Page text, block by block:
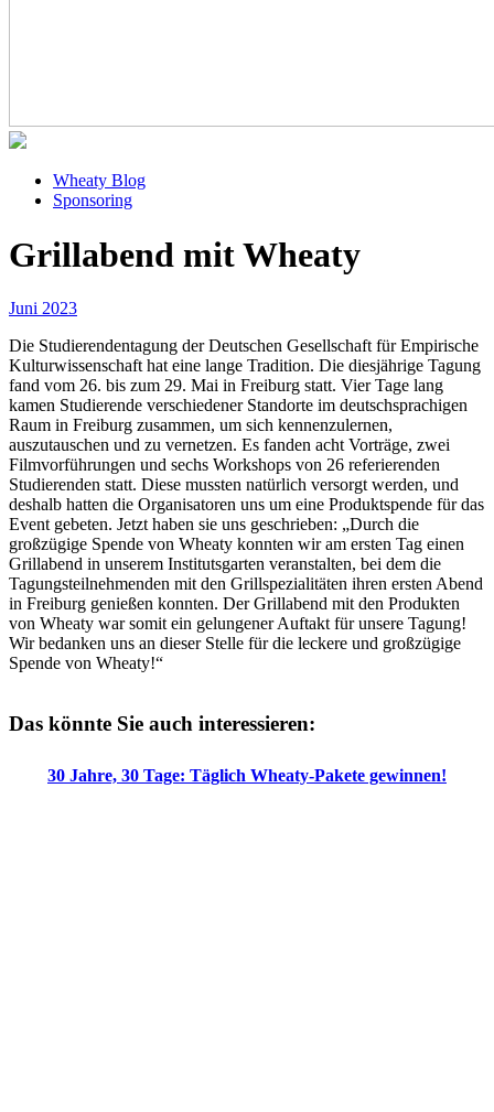
Wheaty Blog
Sponsoring
Grillabend mit Wheaty
Juni 2023
Die Studierendentagung der Deutschen Gesellschaft für Empirische
Kulturwissenschaft hat eine lange Tradition. Die diesjährige Tagung
fand vom 26. bis zum 29. Mai in Freiburg statt. Vier Tage lang
kamen Studierende verschiedener Standorte im deutschsprachigen
Raum in Freiburg zusammen, um sich kennenzulernen,
auszutauschen und zu vernetzen. Es fanden acht Vorträge, zwei
Filmvorführungen und sechs Workshops von 26 referierenden
Studierenden statt. Diese mussten natürlich versorgt werden, und
deshalb hatten die Organisatoren uns um eine Produktspende für das
Event gebeten. Jetzt haben sie uns geschrieben: „Durch die
großzügige Spende von Wheaty konnten wir am ersten Tag einen
Grillabend in unserem Institutsgarten veranstalten, bei dem die
Tagungsteilnehmenden mit den Grillspezialitäten ihren ersten Abend
in Freiburg genießen konnten. Der Grillabend mit den Produkten
von Wheaty war somit ein gelungener Auftakt für unsere Tagung!
Wir bedanken uns an dieser Stelle für die leckere und großzügige
Spende von Wheaty!“
Das könnte Sie auch interessieren:
30 Jahre, 30 Tage: Täglich Wheaty-Pakete gewinnen!